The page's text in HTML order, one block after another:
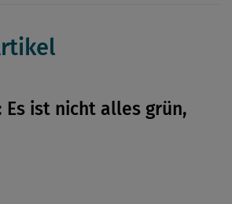
Es ist nicht alles grün,